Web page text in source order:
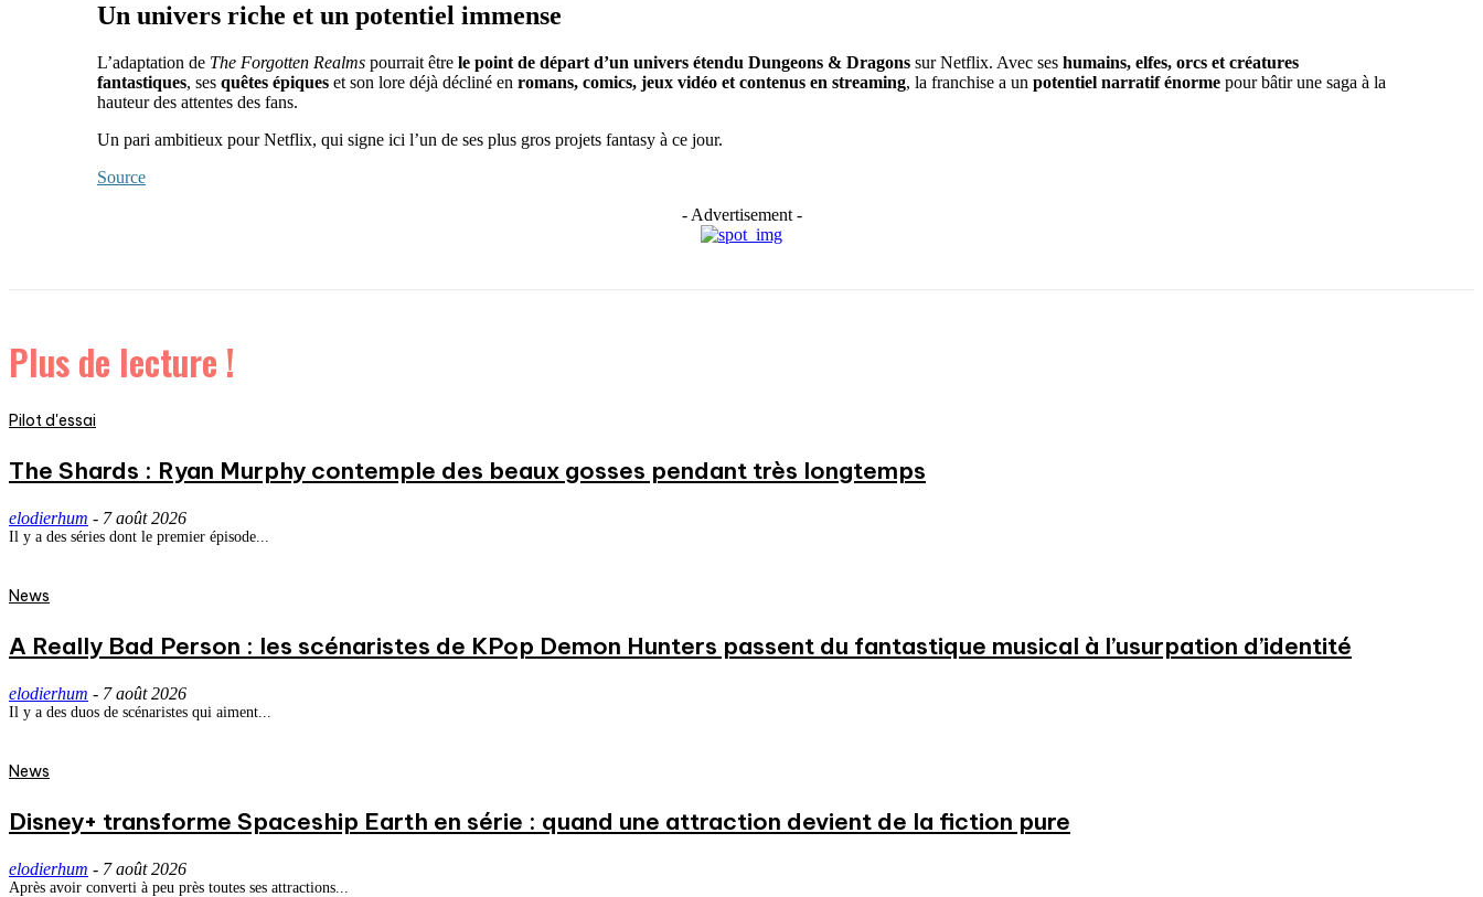
Un univers riche et un potentiel immense
L’adaptation de The Forgotten Realms pourrait être le point de départ d’un univers étendu Dungeons & Dragons sur Netflix. Avec ses humains, elfes, orcs et créatures
fantastiques, ses quêtes épiques et son lore déjà décliné en romans, comics, jeux vidéo et contenus en streaming, la franchise a un potentiel narratif énorme pour bâtir une saga à la
hauteur des attentes des fans.
Un pari ambitieux pour Netflix, qui signe ici l’un de ses plus gros projets fantasy à ce jour.
Source
- Advertisement -
Plus de lecture !
Pilot d'essai
The Shards : Ryan Murphy contemple des beaux gosses pendant très longtemps
elodierhum - 7 août 2026
Il y a des séries dont le premier épisode...
News
A Really Bad Person : les scénaristes de KPop Demon Hunters passent du fantastique musical à l’usurpation d’identité
elodierhum - 7 août 2026
Il y a des duos de scénaristes qui aiment...
News
Disney+ transforme Spaceship Earth en série : quand une attraction devient de la fiction pure
elodierhum - 7 août 2026
Après avoir converti à peu près toutes ses attractions...